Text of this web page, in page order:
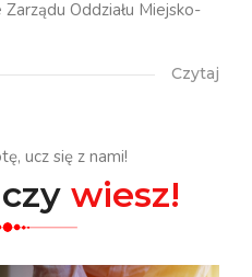
Oddziału Miejsko-
Czytaj
ucz się z nami!
wiesz!